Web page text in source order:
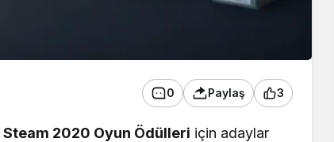
0 Paylaş 3
Steam 2020 Oyun Ödülleri için adaylar